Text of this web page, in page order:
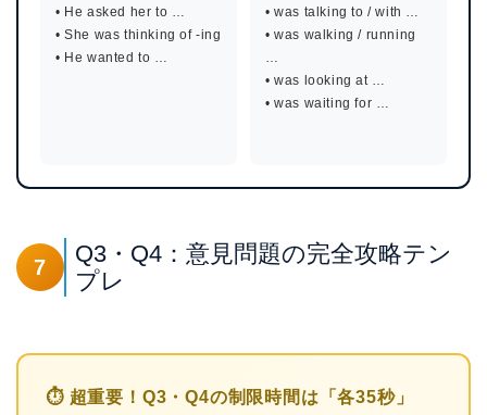
• He asked her to …
• She was thinking of -ing
• He wanted to …
• was talking to / with …
• was walking / running
…
• was looking at …
• was waiting for …
7
Q3・Q4：意見問題の完全攻略テン
プレ
⏱ 超重要！Q3・Q4の制限時間は「各35秒」